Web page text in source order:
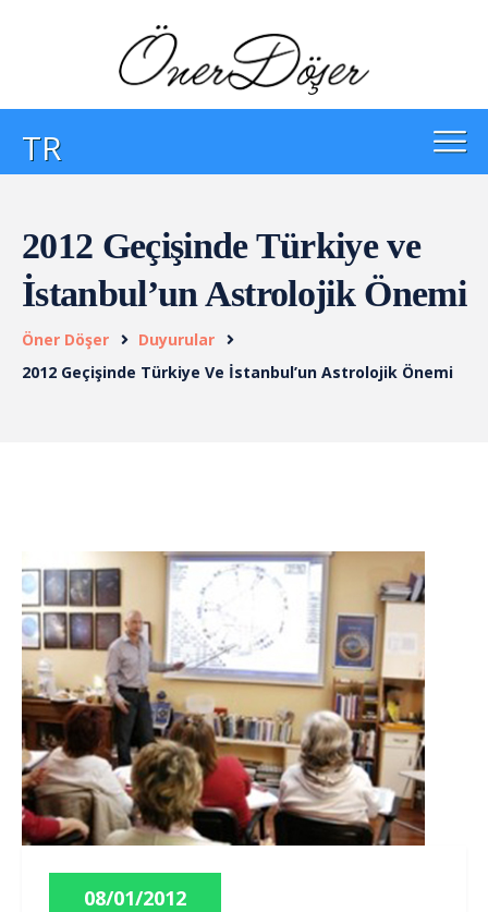
TR
2012 Geçişinde Türkiye ve
İstanbul’un Astrolojik Önemi
Öner Döşer
Duyurular
2012 Geçişinde Türkiye Ve İstanbul’un Astrolojik Önemi
08/01/2012